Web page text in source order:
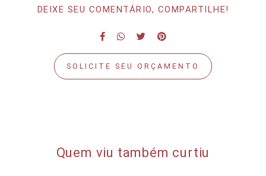
DEIXE SEU COMENTÁRIO, COMPARTILHE!
SOLICITE SEU ORÇAMENTO
Quem viu também curtiu